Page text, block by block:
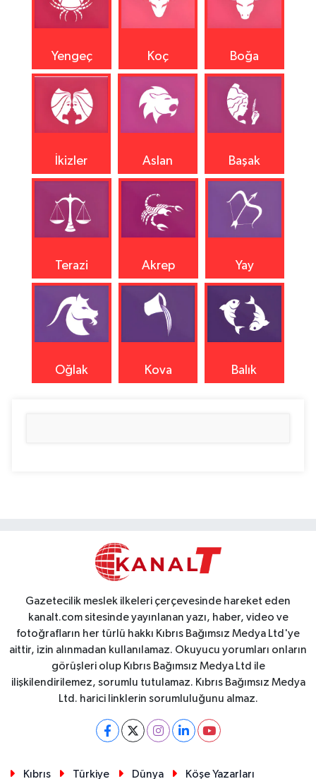
Yengeç Koç Boğa
İkizler Aslan Başak
Terazi Akrep Yay
Oğlak Kova Balık
Gazetecilik meslek ilkeleri çerçevesinde hareket eden
kanalt.com sitesinde yayınlanan yazı, haber, video ve
fotoğrafların her türlü hakkı Kıbrıs Bağımsız Medya Ltd'ye
aittir, izin alınmadan kullanılamaz. Okuyucu yorumları onların
görüşleri olup Kıbrıs Bağımsız Medya Ltd ile
ilişkilendirilemez, sorumlu tutulamaz. Kıbrıs Bağımsız Medya
Ltd. harici linklerin sorumluluğunu almaz.
Kıbrıs Türkiye Dünya Köşe Yazarları